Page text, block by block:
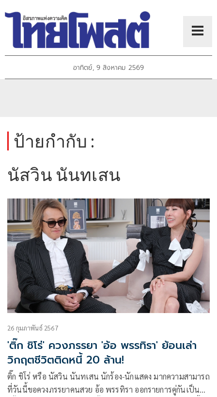
อาทิตย์, 9 สิงหาคม 2569
ป้ายกำกับ :
นัสวิน นันทเสน
26 กุมภาพันธ์ 2567
'ติ๊ก ชิโร่' ควงภรรยา 'อ้อ พรรทิรา' ย้อนเล่า
วิกฤตชีวิตติดหนี้ 20 ล้าน!
ติ๊ก ชิโร่ หรือ นัสวิน นันทเสน นักร้อง-นักแสดง มากความสามารถ
ที่วันนี้ขอควงภรรยาคนสวย อ้อ พรรทิรา ออกรายการคู่กันเป็น